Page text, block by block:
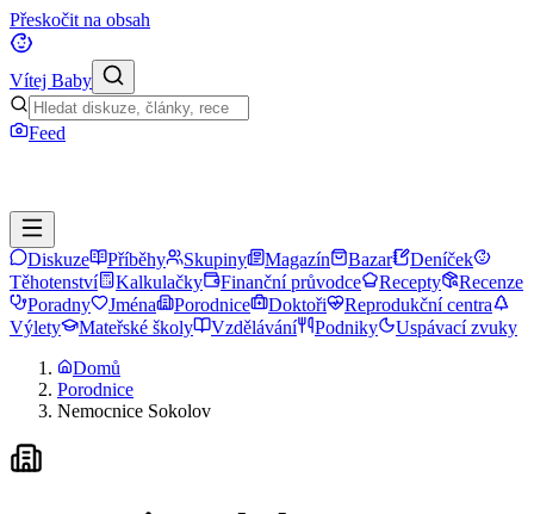
Přeskočit na obsah
Vítej Baby
Feed
Diskuze Příběhy Skupiny Magazín Bazar
Deníček
Těhotenství
Kalkulačky Finanční průvodce Recepty
Recenze
Poradny
Jména Porodnice Doktoři
Reprodukční centra
Výlety
Mateřské školy Vzdělávání Podniky
Uspávací zvuky
Domů
Porodnice
Nemocnice Sokolov